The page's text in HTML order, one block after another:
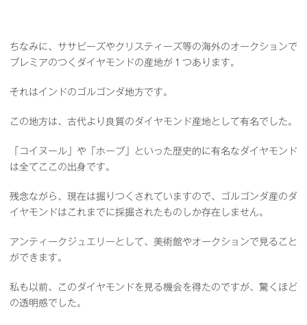
ちなみに、ササビーズやクリスティーズ等の海外のオークションで
プレミアのつくダイヤモンドの産地が１つあります。
それはインドのゴルゴンダ地方です。
この地方は、古代より良質のダイヤモンド産地として有名でした。
「コイヌール」や「ホープ」といった歴史的に有名なダイヤモンド
は全てここの出身です。
残念ながら、現在は掘りつくされていますので、ゴルゴンダ産のダ
イヤモンドはこれまでに採掘されたものしか存在しません。
アンティークジュエリーとして、美術館やオークションで見ること
ができます。
私も以前、このダイヤモンドを見る機会を得たのですが、驚くほど
の透明感でした。